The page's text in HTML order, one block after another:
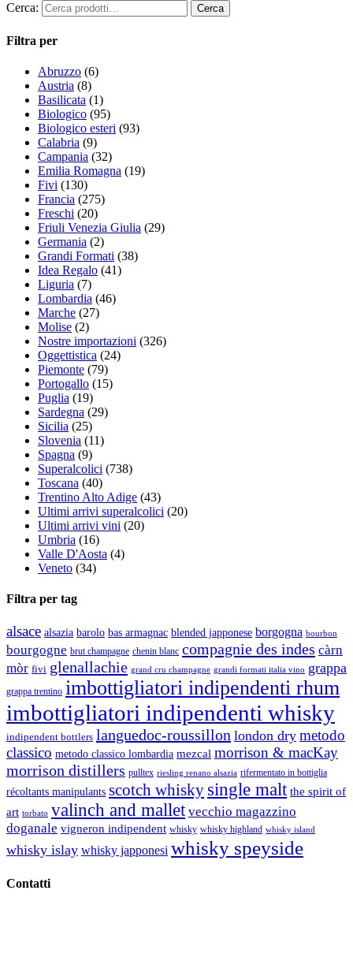
Cerca:
Filtra per
Abruzzo (6)
Austria (8)
Basilicata (1)
Biologico (95)
Biologico esteri (93)
Calabria (9)
Campania (32)
Emilia Romagna (19)
Fivi (130)
Francia (275)
Freschi (20)
Friuli Venezia Giulia (29)
Germania (2)
Grandi Formati (38)
Idea Regalo (41)
Liguria (7)
Lombardia (46)
Marche (27)
Molise (2)
Nostre importazioni (326)
Oggettistica (24)
Piemonte (79)
Portogallo (15)
Puglia (19)
Sardegna (29)
Sicilia (25)
Slovenia (11)
Spagna (9)
Superalcolici (738)
Toscana (40)
Trentino Alto Adige (43)
Ultimi arrivi superalcolici (20)
Ultimi arrivi vini (20)
Umbria (16)
Valle D'Aosta (4)
Veneto (34)
Filtra per tag
alsace alsazia barolo bas armagnac blended japponese borgogna bourbon
bourgogne brut champagne chenin blanc compagnie des indes càrn
mòr fivi glenallachie grand cru champagne grandi formati italia vino grappa
grappa trentino imbottigliatori indipendenti rhum
imbottigliatori indipendenti whisky
indipendent bottlers languedoc-roussillon london dry metodo
classico metodo classico lombardia mezcal morrison & macKay
morrison distillers pulltex riesling renano alsazia rifermentato in bottiglia
récoltants manipulants scotch whisky single malt the spirit of
art torbato valinch and mallet vecchio magazzino
doganale vigneron indipendent whisky whisky highland whisky island
whisky islay whisky japponesi whisky speyside
Contatti